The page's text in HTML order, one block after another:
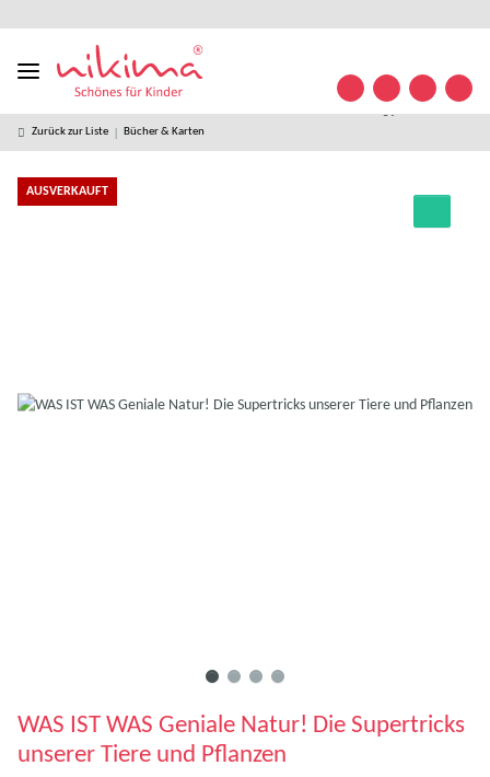
in
Versand ab
49 € *
kostenlose
63 32
09
Zurück zur Liste Bücher & Karten
AUSVERKAUFT
WAS IST WAS Geniale Natur! Die Supertricks
unserer Tiere und Pflanzen